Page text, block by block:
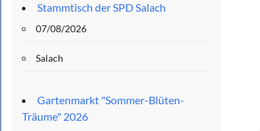
Stammtisch der SPD Salach
07/08/2026
Salach
Gartenmarkt "Sommer-Blüten-
Träume" 2026